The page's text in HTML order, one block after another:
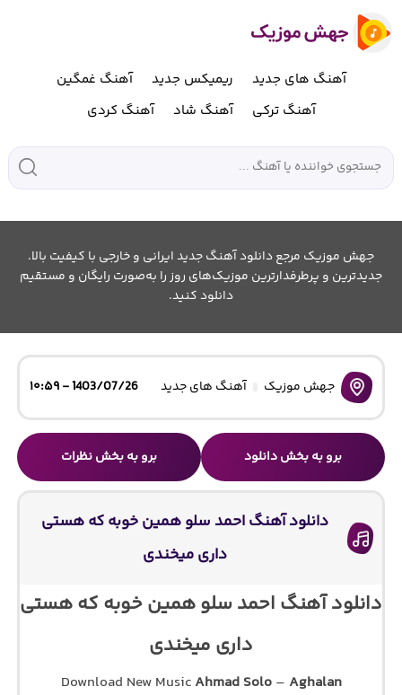
آهنگ های جدید ریمیکس جدید
آهنگ غمگین
آهنگ ترکی
آهنگ شاد آهنگ کردی
جهش موزیک مرجع دانلود آهنگ جدید ایرانی و خارجی با کیفیت بالا.
جدیدترین و پرطرفدارترین موزیک‌های روز را به‌صورت رایگان و مستقیم
دانلود کنید.
جهش موزیک آهنگ های جدید 1403/07/26 - ۱۰:۵۹
برو به بخش دانلود برو به بخش نظرات
دانلود آهنگ احمد سلو همین خوبه که هستی
داری میخندی
دانلود آهنگ احمد سلو همین خوبه که هستی
داری میخندی
Download New Music Ahmad Solo – Aghalan